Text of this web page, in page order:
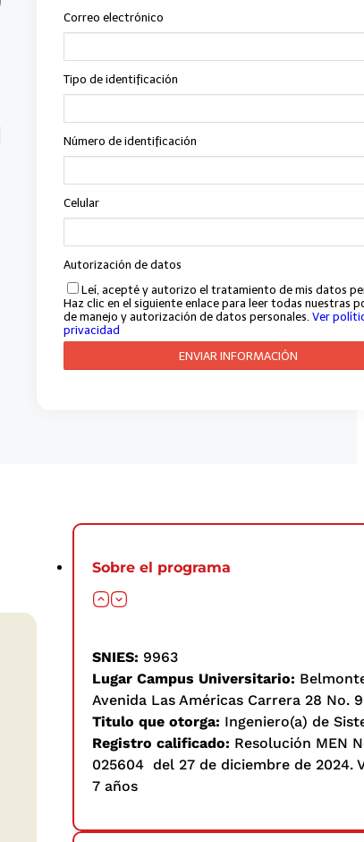
Sobre el programa
SNIES: 9963
Lugar Campus Universitario:
Avenida Las Américas Carrera 28 No.
Titulo que otorga: Ingeniero(a) de
Registro calificado: Resolución MEN
025604 del 27 de diciembre de 2024.
7 años